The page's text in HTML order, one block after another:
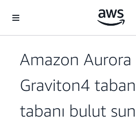
Amazon Aurora
Graviton4
tabanı bulut